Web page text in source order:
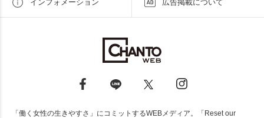
インフォメーション 広告掲載について
「働く女性の生きやすさ」にコミットするWEBメディア。「Reset our